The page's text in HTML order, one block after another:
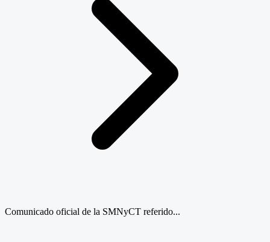
Comunicado oficial de la SMNyCT referido...